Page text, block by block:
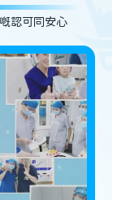
認可同安心